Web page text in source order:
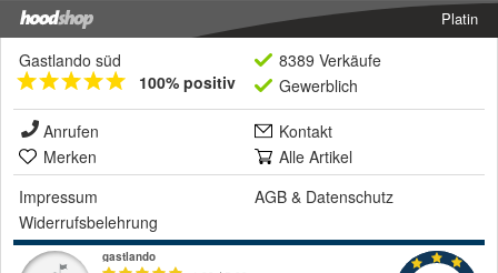
Platin
Gastlando süd
100% positiv
8389 Verkäufe
Gewerblich
Anrufen
Kontakt
Merken
Alle Artikel
Impressum
AGB & Datenschutz
Widerrufsbelehrung